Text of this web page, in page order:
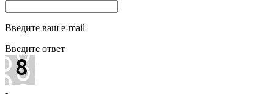
Введите ваш e-mail
Введите ответ